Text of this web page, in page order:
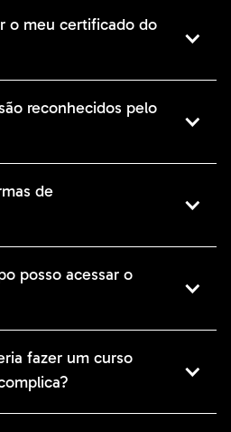
o meu certificado do
reconhecidos pelo
de
posso acessar o
fazer um curso